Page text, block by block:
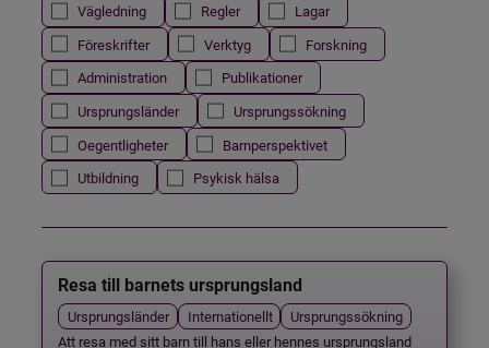
Vägledning
Regler
Lagar
Föreskrifter
Verktyg
Forskning
Administration
Publikationer
Ursprungsländer
Ursprungssökning
Oegentligheter
Barnperspektivet
Utbildning
Psykisk hälsa
Resa till barnets ursprungsland
Ursprungsländer Internationellt
Ursprungssökning
Att resa med sitt barn till hans eller hennes ursprungsland